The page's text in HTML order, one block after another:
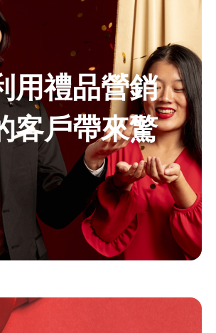
用禮品營銷
客戶帶來驚